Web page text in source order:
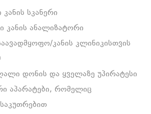
სკანერი
ანალიზატორი
კანის კლინიკისთვის
დონის და ყველაზე უპირატესი
აპარატები, რომელიც